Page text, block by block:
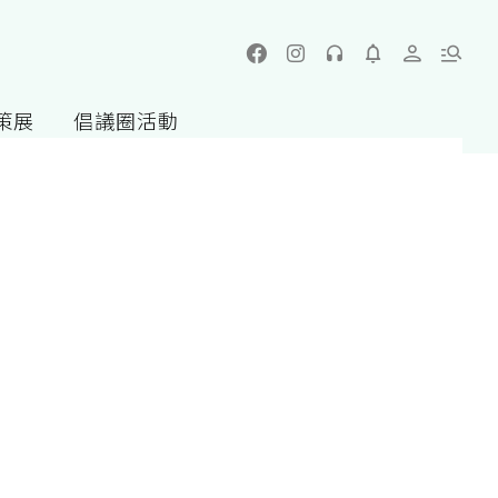
展 倡議圈活動